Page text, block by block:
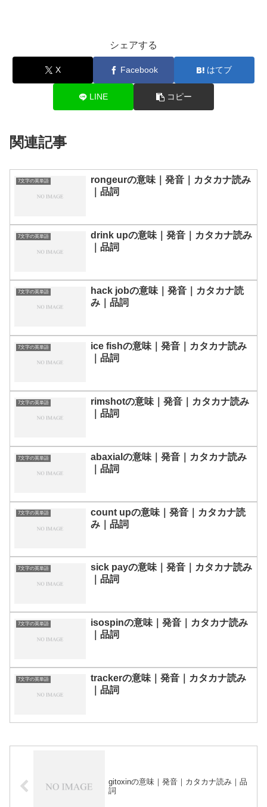
シェアする
X Facebook はてブ
LINE コピー
関連記事
7文字の英単語
rongeurの意味｜発音｜カタカナ読み
｜品詞
7文字の英単語
drink upの意味｜発音｜カタカナ読み
｜品詞
7文字の英単語
hack jobの意味｜発音｜カタカナ読
み｜品詞
7文字の英単語
ice fishの意味｜発音｜カタカナ読み
｜品詞
7文字の英単語
rimshotの意味｜発音｜カタカナ読み
｜品詞
7文字の英単語
abaxialの意味｜発音｜カタカナ読み
｜品詞
7文字の英単語
count upの意味｜発音｜カタカナ読
み｜品詞
7文字の英単語
sick payの意味｜発音｜カタカナ読み
｜品詞
7文字の英単語
isospinの意味｜発音｜カタカナ読み
｜品詞
7文字の英単語
trackerの意味｜発音｜カタカナ読み
｜品詞
gitoxinの意味｜発音｜カタカナ読み｜品
詞